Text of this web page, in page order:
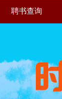
聘书查询